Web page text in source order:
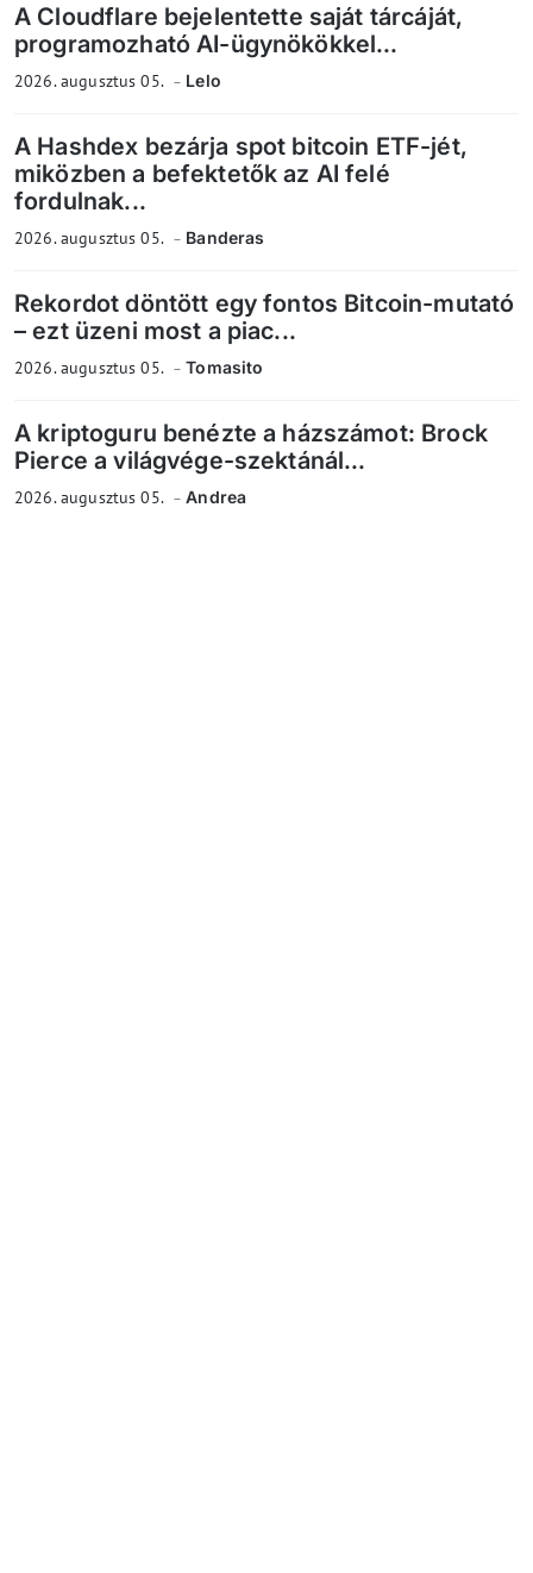
A Cloudflare bejelentette saját tárcáját,
programozható AI-ügynökökkel...
2026. augusztus 05. Lelo
A Hashdex bezárja spot bitcoin ETF-jét,
miközben a befektetők az AI felé
fordulnak...
2026. augusztus 05. Banderas
Rekordot döntött egy fontos Bitcoin-mutató
– ezt üzeni most a piac...
2026. augusztus 05. Tomasito
A kriptoguru benézte a házszámot: Brock
Pierce a világvége-szektánál...
2026. augusztus 05. Andrea